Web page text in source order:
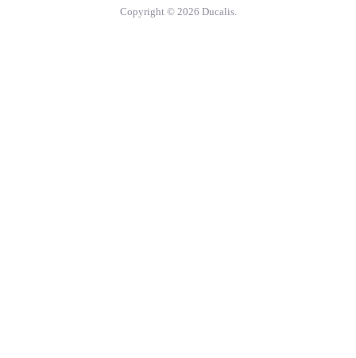
Copyright © 2026 Ducalis.